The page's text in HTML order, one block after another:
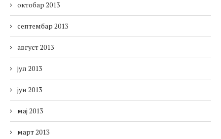
октобар 2013
септембар 2013
август 2013
јул 2013
јун 2013
мај 2013
март 2013